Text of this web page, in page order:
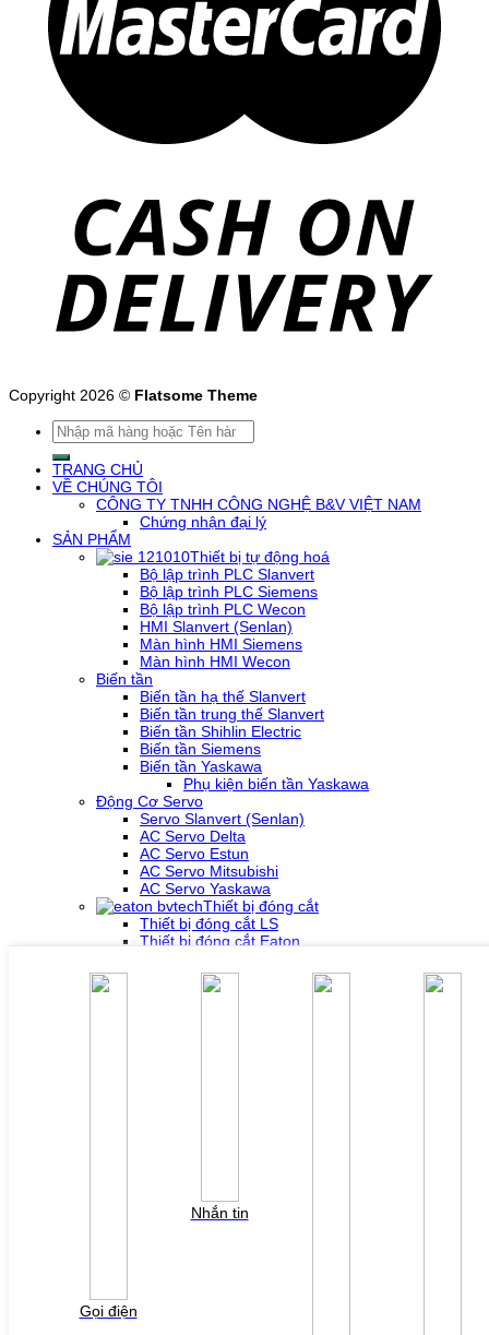
Copyright 2026 © Flatsome Theme
Tìm
kiếm:
TRANG CHỦ
VỀ CHÚNG TÔI
CÔNG TY TNHH CÔNG NGHỆ B&V VIỆT NAM
Chứng nhận đại lý
SẢN PHẨM
Thiết bị tự động hoá
Bộ lập trình PLC Slanvert
Bộ lập trình PLC Siemens
Bộ lập trình PLC Wecon
HMI Slanvert (Senlan)
Màn hình HMI Siemens
Màn hình HMI Wecon
Biến tần
Biến tần hạ thế Slanvert
Biến tần trung thế Slanvert
Biến tần Shihlin Electric
Biến tần Siemens
Biến tần Yaskawa
Phụ kiện biến tần Yaskawa
Động Cơ Servo
Servo Slanvert (Senlan)
AC Servo Delta
AC Servo Estun
AC Servo Mitsubishi
AC Servo Yaskawa
Thiết bị đóng cắt
Thiết bị đóng cắt LS
Thiết bị đóng cắt Eaton
Thiết bị đóng cắt Mitsubishi
Thiết bị đo lường
Phụ kiện Servo Sigma 7
HỖ TRỢ KỸ THUẬT
DỰ ÁN
LIÊN HỆ
Gọi điện
Nhắn tin